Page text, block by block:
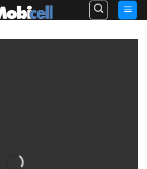
Skip
to
content